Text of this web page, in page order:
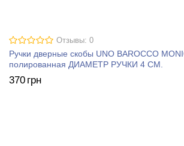
Отзывы: 0
Ручки дверные скобы UNO BAROCCO
полированная ДИАМЕТР РУЧКИ 4 СМ.
370 грн